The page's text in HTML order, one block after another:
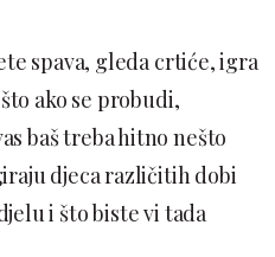
spava, gleda crtiće, igra
ako se probudi,
baš treba hitno nešto
djeca različitih dobi
i što biste vi tada